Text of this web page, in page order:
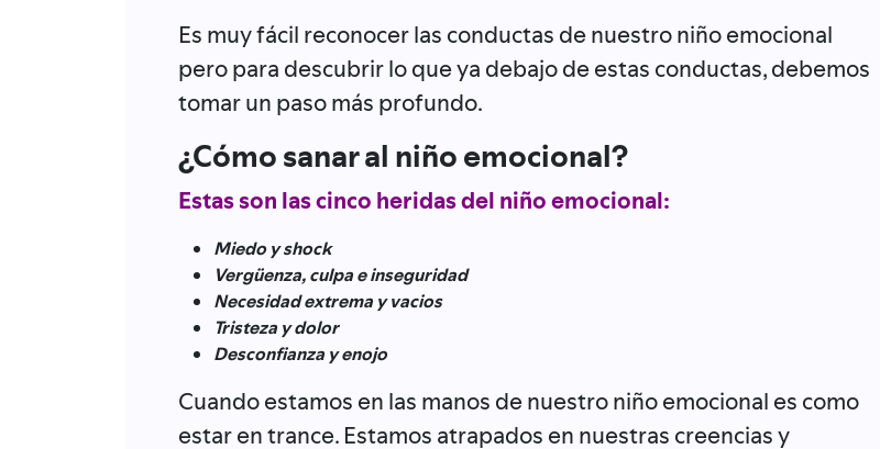
Es muy fácil reconocer las conductas de nuestro niño emocional
pero para descubrir lo que ya debajo de estas conductas, debemos
tomar un paso más profundo.
¿Cómo sanar al niño emocional?
Estas son las cinco heridas del niño emocional:
Miedo y shock
Vergüenza, culpa e inseguridad
Necesidad extrema y vacios
Tristeza y dolor
Desconfianza y enojo
Cuando estamos en las manos de nuestro niño emocional es como
estar en trance. Estamos atrapados en nuestras creencias y